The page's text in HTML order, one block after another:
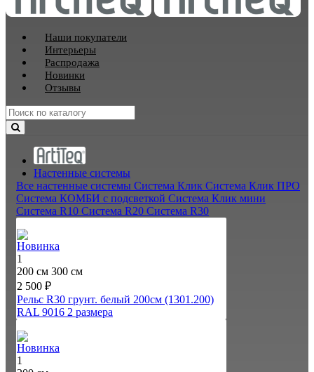
Наши покупатели
Интерьеры
Распродажа
Новинки
Отзывы
Настенные системы
Все настенные системы Система Клик Система Клик ПРО
Система КОМБИ с подсветкой Система Клик мини
Система R10 Система R20 Система R30
Новинка
1
200 см 300 см
2 500 ₽
Рельс R30 грунт. белый 200см (1301.200)
RAL 9016 2 размера
Новинка
1